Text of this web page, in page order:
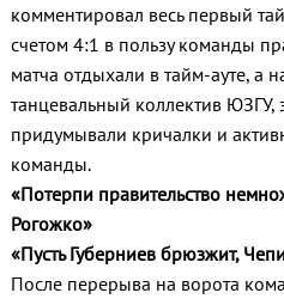
комментировал весь первый
счетом 4:1 в пользу команды
матча отдыхали в тайм-ауте, а
танцевальный коллектив ЮЗГУ,
придумывали кричалки и
команды.
«Потерпи правительство
Рогожко»
«Пусть Губерниев брюзжит,
После перерыва на ворота